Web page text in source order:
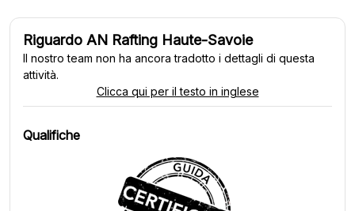
Riguardo AN Rafting Haute-Savoie
Il nostro team non ha ancora tradotto i dettagli di questa
attività.
Clicca qui per il testo in inglese
Qualifiche